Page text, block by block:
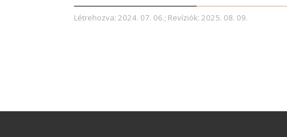
Létrehozva: 2024. 07. 06.; Revíziók: 2025. 08. 09.